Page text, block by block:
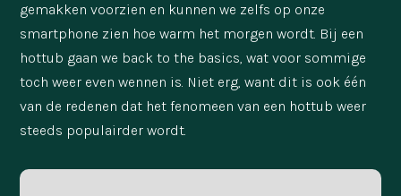
gemakken voorzien en kunnen we zelfs op onze
smartphone zien hoe warm het morgen wordt. Bij een
hottub gaan we back to the basics, wat voor sommige
toch weer even wennen is. Niet erg, want dit is ook één
van de redenen dat het fenomeen van een hottub weer
steeds populairder wordt.